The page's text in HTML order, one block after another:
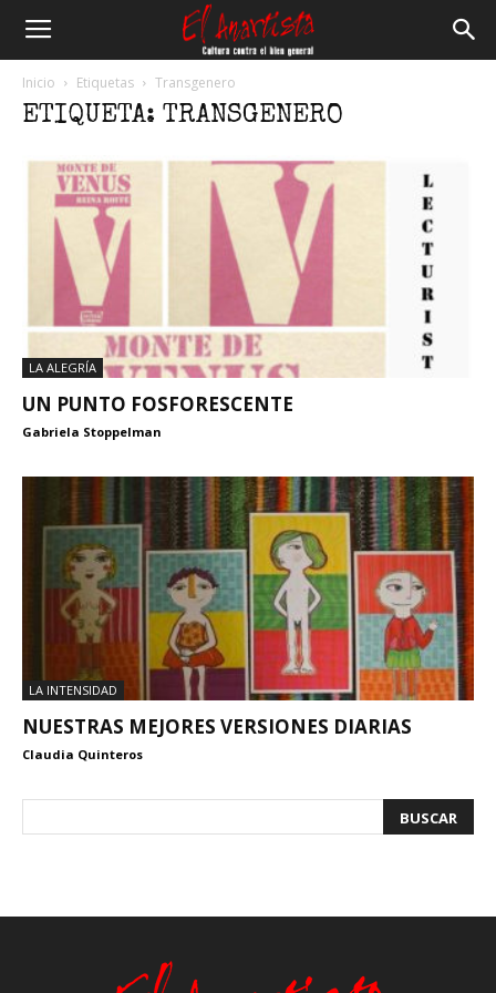
Inicio Etiquetas Transgenero
ETIQUETA: TRANSGENERO
LA ALEGRÍA
UN PUNTO FOSFORESCENTE
Gabriela Stoppelman
LA INTENSIDAD
NUESTRAS MEJORES VERSIONES DIARIAS
Claudia Quinteros